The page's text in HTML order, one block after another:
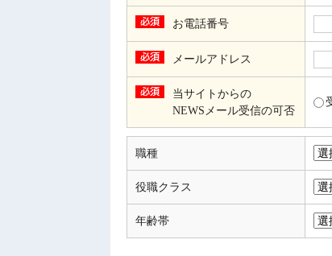
お電話番号
メールアドレス
当サイトからの
NEWSメール受信の可否
職種
役職クラス
年齢帯